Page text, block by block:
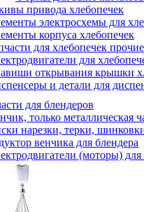
привода хлебопечек
электросхемы для
корпуса хлебопечек
для хлебопечек прочие
для
открывания крышки
и детали для
для блендеров
только металлическая
нарезки, терки,
венчика для блендера
(моторы) для